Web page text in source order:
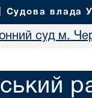
Судова влада
суд м.